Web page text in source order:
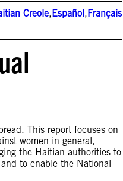
Creole,Español,Français
This report focuses on
women in general,
the Haitian authorities to
to enable the National